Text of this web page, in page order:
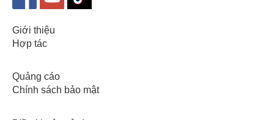
Giới thiệu
Hợp tác
Quảng cáo
Chính sách bảo mật